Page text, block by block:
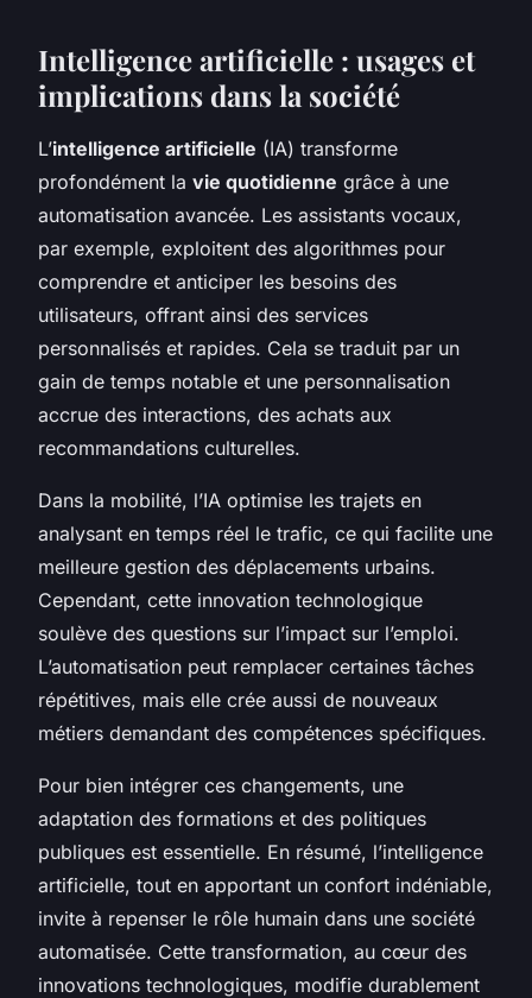
Intelligence artificielle : usages et
implications dans la société
L’intelligence artificielle (IA) transforme
profondément la vie quotidienne grâce à une
automatisation avancée. Les assistants vocaux,
par exemple, exploitent des algorithmes pour
comprendre et anticiper les besoins des
utilisateurs, offrant ainsi des services
personnalisés et rapides. Cela se traduit par un
gain de temps notable et une personnalisation
accrue des interactions, des achats aux
recommandations culturelles.
Dans la mobilité, l’IA optimise les trajets en
analysant en temps réel le trafic, ce qui facilite une
meilleure gestion des déplacements urbains.
Cependant, cette innovation technologique
soulève des questions sur l’impact sur l’emploi.
L’automatisation peut remplacer certaines tâches
répétitives, mais elle crée aussi de nouveaux
métiers demandant des compétences spécifiques.
Pour bien intégrer ces changements, une
adaptation des formations et des politiques
publiques est essentielle. En résumé, l’intelligence
artificielle, tout en apportant un confort indéniable,
invite à repenser le rôle humain dans une société
automatisée. Cette transformation, au cœur des
innovations technologiques, modifie durablement